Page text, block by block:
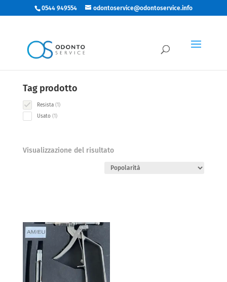
0544 949554 odontoservice@odontoservice.info
Categorie
Tag prodotto
Resista 11
Usato 11
Visualizzazione del risultato